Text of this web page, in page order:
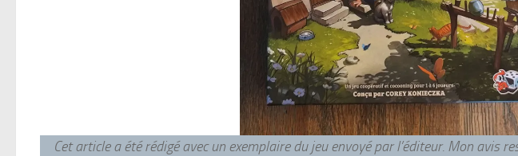
Cet article a été rédigé avec un exemplaire du jeu envoyé par l’éditeur. Mon avis